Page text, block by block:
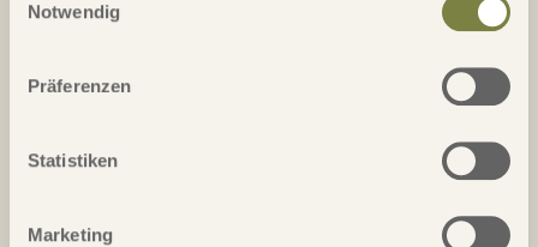
Notwendig
Präferenzen
Statistiken
Marketing
Telefon*